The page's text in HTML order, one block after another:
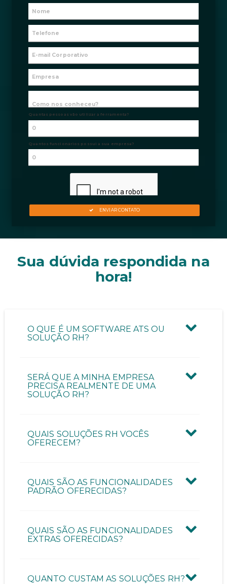
Geração de relatórios a distância de
agendamento on-line de
acompanhamento de processos
comunicação com candidatos via e-
SMS e muito mais.
Quantas pessoas vão utilizar a ferramenta?
ENVIAR CONTATO
Sua dúvida respondida na
hora!
O QUE É UM SOFTWARE ATS OU
SOLUÇÃO RH?
SERÁ QUE A MINHA EMPRESA
PRECISA REALMENTE DE UMA
SOLUÇÃO RH?
QUAIS SOLUÇÕES RH VOCÊS
OFERECEM?
QUAIS SÃO AS FUNCIONALIDADES
PADRÃO OFERECIDAS?
QUAIS SÃO AS FUNCIONALIDADES
EXTRAS OFERECIDAS?
QUANTO CUSTAM AS SOLUÇÕES RH?